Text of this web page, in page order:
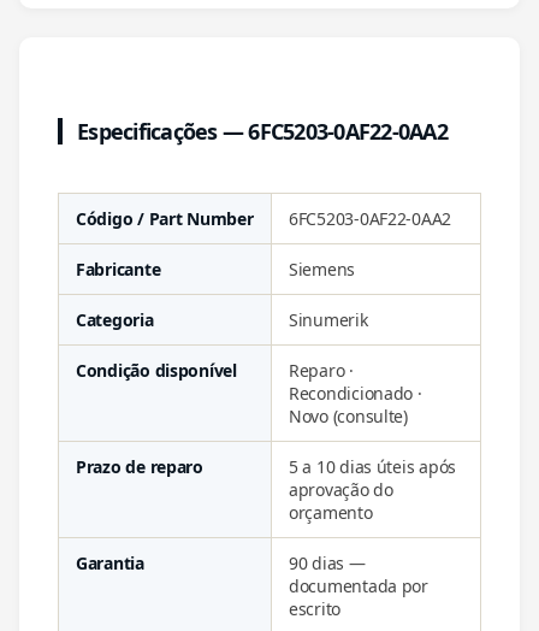
Especificações — 6FC5203-0AF22-0AA2
Código / Part Number 6FC5203-0AF22-0AA2
Fabricante Siemens
Categoria Sinumerik
Condição disponível
Reparo ·
Recondicionado ·
Novo (consulte)
Prazo de reparo
5 a 10 dias úteis após
aprovação do
orçamento
Garantia
90 dias —
documentada por
escrito